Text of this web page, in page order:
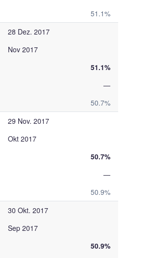
51.1%
28 Dez. 2017
Nov 2017
51.1%
—
50.7%
29 Nov. 2017
Okt 2017
50.7%
—
50.9%
30 Okt. 2017
Sep 2017
50.9%